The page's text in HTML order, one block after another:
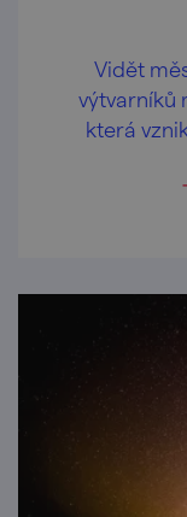
Vidět
výtvarníků
která